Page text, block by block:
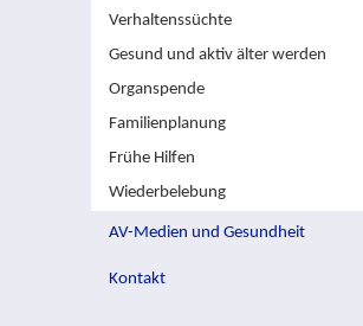
Verhaltenssüchte
Gesund und aktiv älter werden
Organspende
Familienplanung
Frühe Hilfen
Wiederbelebung
AV-Medien und Gesundheit
Kontakt